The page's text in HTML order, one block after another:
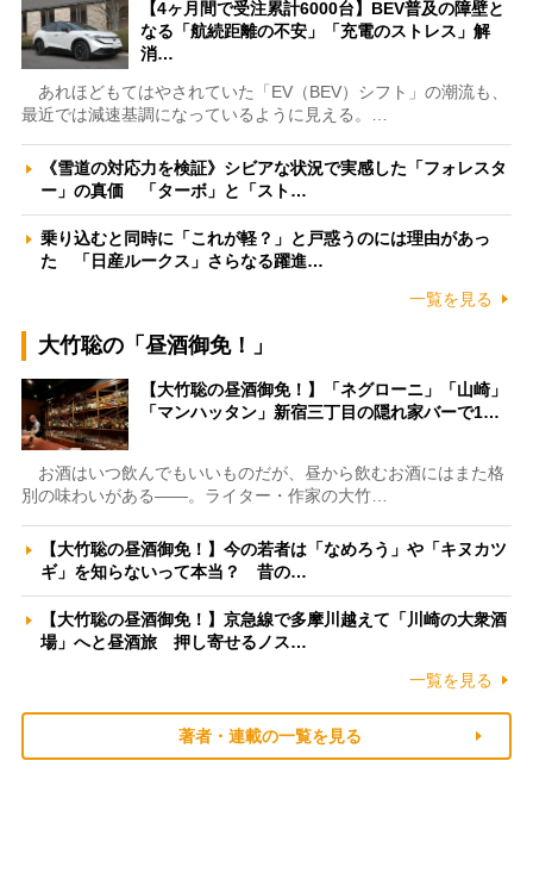
【4ヶ月間で受注累計6000台】BEV普及の障壁と
なる「航続距離の不安」「充電のストレス」解
消…
あれほどもてはやされていた「EV（BEV）シフト」の潮流も、
最近では減速基調になっているように見える。…
《雪道の対応力を検証》シビアな状況で実感した「フォレスタ
ー」の真価 「ターボ」と「スト…
乗り込むと同時に「これが軽？」と戸惑うのには理由があっ
た 「日産ルークス」さらなる躍進…
一覧を見る
大竹聡の「昼酒御免！」
【大竹聡の昼酒御免！】「ネグローニ」「山崎」
「マンハッタン」新宿三丁目の隠れ家バーで1…
お酒はいつ飲んでもいいものだが、昼から飲むお酒にはまた格
別の味わいがある――。ライター・作家の大竹…
【大竹聡の昼酒御免！】今の若者は「なめろう」や「キヌカツ
ギ」を知らないって本当？ 昔の…
【大竹聡の昼酒御免！】京急線で多摩川越えて「川崎の大衆酒
場」へと昼酒旅 押し寄せるノス…
一覧を見る
著者・連載の一覧を見る